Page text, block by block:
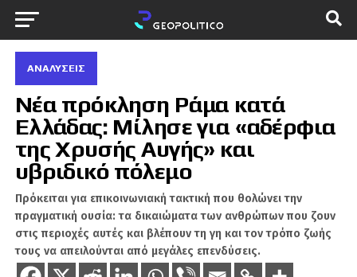
ΑΝΑΛΎΣΕΙΣ
Νέα πρόκληση Ράμα κατά
Ελλάδας: Μίλησε για «αδέρφια
της Χρυσής Αυγής» και
υβριδικό πόλεμο
Πρόκειται για επικοινωνιακή τακτική που θολώνει την
πραγματική ουσία: τα δικαιώματα των ανθρώπων που ζουν
στις περιοχές αυτές και βλέπουν τη γη και τον τρόπο ζωής
τους να απειλούνται από μεγάλες επενδύσεις.